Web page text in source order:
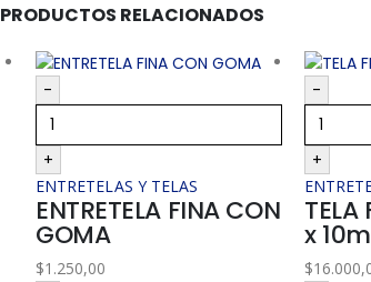
PRODUCTOS RELACIONADOS
-
+
ENTRETELAS Y TELAS
ENTRETELA FINA CON
GOMA
$1.250,00
-
+
TELA
x 10m
$